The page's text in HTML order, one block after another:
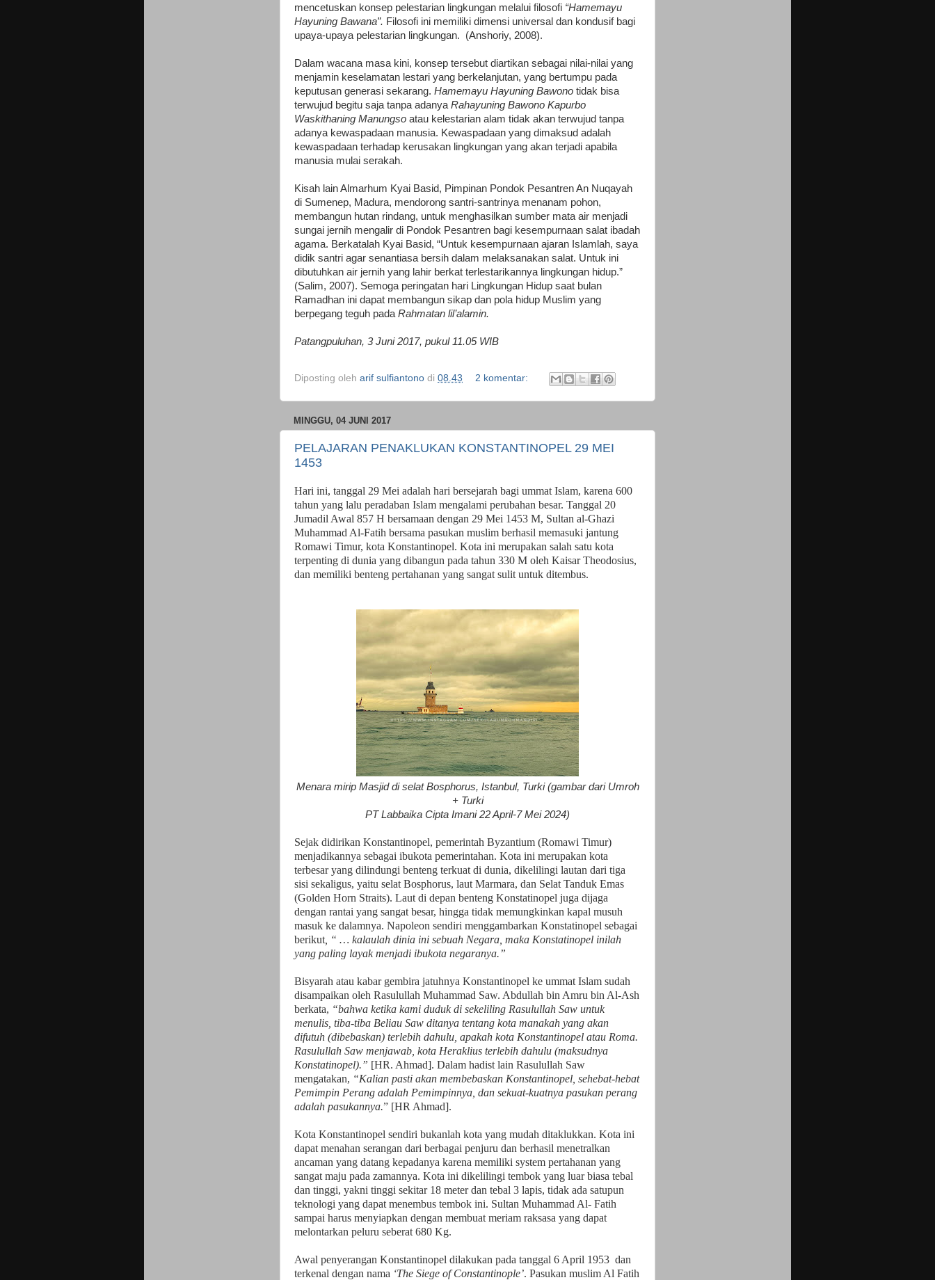
mencetuskan konsep pelestarian lingkungan melalui filosofi “Hamemayu
Hayuning Bawana”. Filosofi ini memiliki dimensi universal dan kondusif bagi
upaya-upaya pelestarian lingkungan. (Anshoriy, 2008).
Dalam wacana masa kini, konsep tersebut diartikan sebagai nilai-nilai yang
menjamin keselamatan lestari yang berkelanjutan, yang bertumpu pada
keputusan generasi sekarang. Hamemayu Hayuning Bawono tidak bisa
terwujud begitu saja tanpa adanya Rahayuning Bawono Kapurbo
Waskithaning Manungso atau kelestarian alam tidak akan terwujud tanpa
adanya kewaspadaan manusia. Kewaspadaan yang dimaksud adalah
kewaspadaan terhadap kerusakan lingkungan yang akan terjadi apabila
manusia mulai serakah.
Kisah lain Almarhum Kyai Basid, Pimpinan Pondok Pesantren An Nuqayah
di Sumenep, Madura, mendorong santri-santrinya menanam pohon,
membangun hutan rindang, untuk menghasilkan sumber mata air menjadi
sungai jernih mengalir di Pondok Pesantren bagi kesempurnaan salat ibadah
agama. Berkatalah Kyai Basid, “Untuk kesempurnaan ajaran Islamlah, saya
didik santri agar senantiasa bersih dalam melaksanakan salat. Untuk ini
dibutuhkan air jernih yang lahir berkat terlestarikannya lingkungan hidup.”
(Salim, 2007). Semoga peringatan hari Lingkungan Hidup saat bulan
Ramadhan ini dapat membangun sikap dan pola hidup Muslim yang
berpegang teguh pada Rahmatan lil’alamin.
Patangpuluhan, 3 Juni 2017, pukul 11.05 WIB
Diposting oleh arif sulfiantono di 08.43 2 komentar:
MINGGU, 04 JUNI 2017
PELAJARAN PENAKLUKAN KONSTANTINOPEL 29 MEI
1453
Hari ini, tanggal 29 Mei adalah hari bersejarah bagi ummat Islam, karena 600
tahun yang lalu peradaban Islam mengalami perubahan besar. Tanggal 20
Jumadil Awal 857 H bersamaan dengan 29 Mei 1453 M, Sultan al-Ghazi
Muhammad Al-Fatih bersama pasukan muslim berhasil memasuki jantung
Romawi Timur, kota Konstantinopel. Kota ini merupakan salah satu kota
terpenting di dunia yang dibangun pada tahun 330 M oleh Kaisar Theodosius,
dan memiliki benteng pertahanan yang sangat sulit untuk ditembus.
Menara mirip Masjid di selat Bosphorus, Istanbul, Turki (gambar dari Umroh
+ Turki
PT Labbaika Cipta Imani 22 April-7 Mei 2024)
Sejak didirikan Konstantinopel, pemerintah Byzantium (Romawi Timur)
menjadikannya sebagai ibukota pemerintahan. Kota ini merupakan kota
terbesar yang dilindungi benteng terkuat di dunia, dikelilingi lautan dari tiga
sisi sekaligus, yaitu selat Bosphorus, laut Marmara, dan Selat Tanduk Emas
(Golden Horn Straits). Laut di depan benteng Konstatinopel juga dijaga
dengan rantai yang sangat besar, hingga tidak memungkinkan kapal musuh
masuk ke dalamnya. Napoleon sendiri menggambarkan Konstatinopel sebagai
berikut , “ … kalaulah dinia ini sebuah Negara, maka Konstatinopel inilah
yang paling layak menjadi ibukota negaranya.”
Bisyarah atau kabar gembira jatuhnya Konstantinopel ke ummat Islam sudah
disampaikan oleh Rasulullah Muhammad Saw. Abdullah bin Amru bin Al-Ash
berkata, “bahwa ketika kami duduk di sekeliling Rasulullah Saw untuk
menulis, tiba-tiba Beliau Saw ditanya tentang kota manakah yang akan
difutuh (dibebaskan) terlebih dahulu, apakah kota Konstantinopel atau Roma.
Rasulullah Saw menjawab, kota Heraklius terlebih dahulu (maksudnya
Konstatinopel).” [HR. Ahmad]. Dalam hadist lain Rasulullah Saw
mengatakan, “Kalian pasti akan membebaskan Konstantinopel, sehebat-hebat
Pemimpin Perang adalah Pemimpinnya, dan sekuat-kuatnya pasukan perang
adalah pasukannya.” [HR Ahmad].
Kota Konstantinopel sendiri bukanlah kota yang mudah ditaklukkan. Kota ini
dapat menahan serangan dari berbagai penjuru dan berhasil menetralkan
ancaman yang datang kepadanya karena memiliki system pertahanan yang
sangat maju pada zamannya. Kota ini dikelilingi tembok yang luar biasa tebal
dan tinggi, yakni tinggi sekitar 18 meter dan tebal 3 lapis, tidak ada satupun
teknologi yang dapat menembus tembok ini. Sultan Muhammad Al- Fatih
sampai harus menyiapkan dengan membuat meriam raksasa yang dapat
melontarkan peluru seberat 680 Kg.
Awal penyerangan Konstantinopel dilakukan pada tanggal 6 April 1953 dan
terkenal dengan nama ‘The Siege of Constantinople’. Pasukan muslim Al Fatih